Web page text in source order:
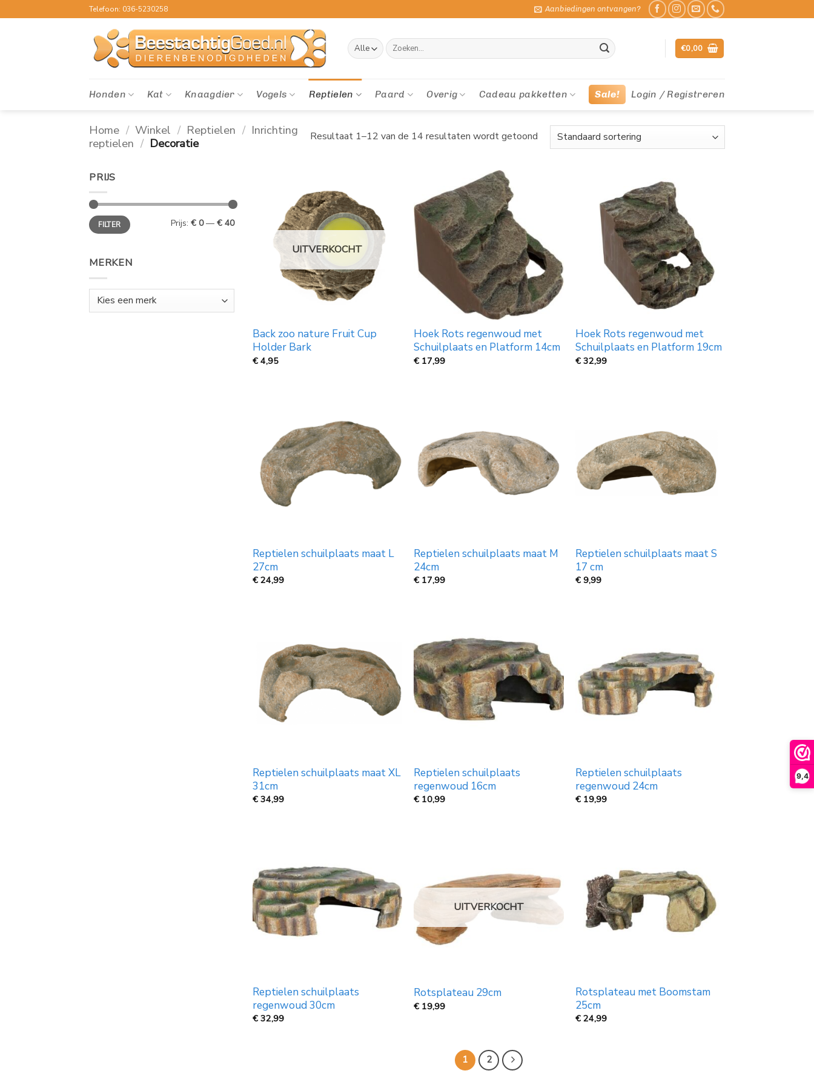
9,4
naar
Telefoon: 036-5230258 Aanbiedingen ontvangen?
Zoeken
naar:
€0,00
Honden Kat Knaagdier Vogels Reptielen Paard Overig Cadeau pakketten Sale! Login / Registreren
Home / Winkel / Reptielen / Inrichting
reptielen / Decoratie Resultaat 1–12 van de 14 resultaten wordt getoond
PRIJS
Min.
prijs
Max.
prijsFILTER Prijs: € 0— € 40
MERKEN
UITVERKOCHT
Back zoo nature Fruit Cup
Holder Bark
€ 4,95
Hoek Rots regenwoud met
Schuilplaats en Platform 14cm
€ 17,99
Hoek Rots regenwoud met
Schuilplaats en Platform 19cm
€32,99
Reptielen schuilplaats maat L
27cm
€ 24,99
Reptielen schuilplaats maat M
24cm
€ 17,99
Reptielen schuilplaats maat S
17 cm
€9,99
Reptielen schuilplaats maat XL
31cm
€ 34,99
Reptielen schuilplaats
regenwoud 16cm
€ 10,99
Reptielen schuilplaats
regenwoud 24cm
€ 19,99
Reptielen schuilplaats
regenwoud 30cm
€ 32,99
UITVERKOCHT
Rotsplateau 29cm
€ 19,99
Rotsplateau met Boomstam
25cm
€24,99
1 2